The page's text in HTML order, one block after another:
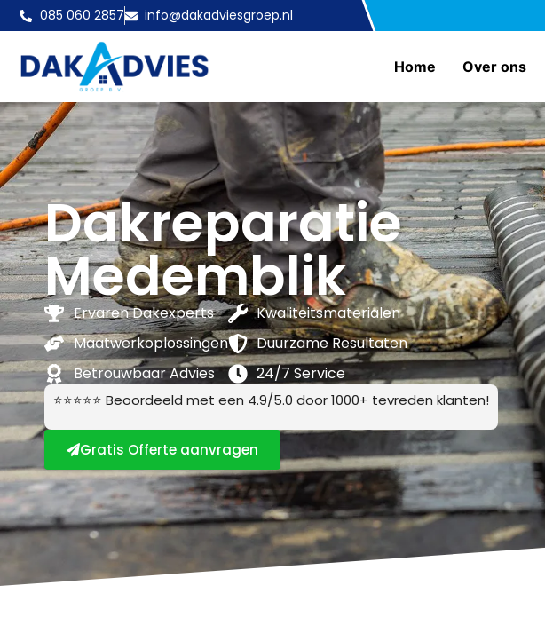
085 060 2857 info@dakadviesgroep.nl
Home Over ons
Dakreparatie
Medemblik
Ervaren Dakexperts
Maatwerkoplossingen
Betrouwbaar Advies
Kwaliteitsmaterialen
Duurzame Resultaten
24/7 Service
⭐⭐⭐⭐⭐ Beoordeeld met een 4.9/5.0 door 1000+ tevreden klanten!
Gratis Offerte aanvragen